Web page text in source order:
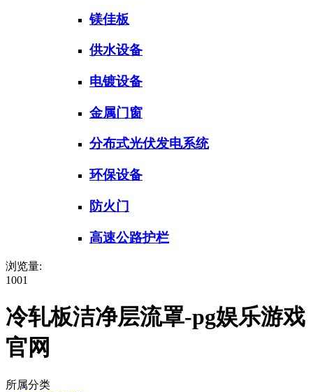
镁佳板
供水设备
电镀设备
金属门窗
分布式光伏发电系统
环保设备
防火门
高速公路护栏
浏览量:
1001
冷轧板洁净层流罩-pg娱乐游戏
官网
所属分类